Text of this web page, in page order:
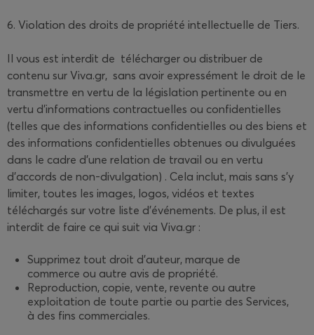
6. Violation des droits de propriété intellectuelle de Tiers.
Il vous est interdit de télécharger ou distribuer de
contenu sur Viva.gr, sans avoir expressément le droit de le
transmettre en vertu de la législation pertinente ou en
vertu d'informations contractuelles ou confidentielles
(telles que des informations confidentielles ou des biens et
des informations confidentielles obtenues ou divulguées
dans le cadre d'une relation de travail ou en vertu
d'accords de non-divulgation) . Cela inclut, mais sans s'y
limiter, toutes les images, logos, vidéos et textes
téléchargés sur votre liste d'événements. De plus, il est
interdit de faire ce qui suit via Viva.gr :
Supprimez tout droit d'auteur, marque de
commerce ou autre avis de propriété.
Reproduction, copie, vente, revente ou autre
exploitation de toute partie ou partie des Services,
à des fins commerciales.